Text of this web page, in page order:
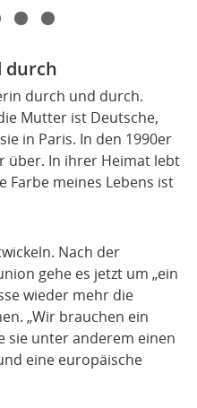
durch
durch und durch.
Mutter ist Deutsche,
in Paris. In den 1990er
über. In ihrer Heimat lebt
Farbe meines Lebens ist
Nach der
gehe es jetzt um „ein
wieder mehr die
„Wir brauchen ein
sie unter anderem einen
eine europäische